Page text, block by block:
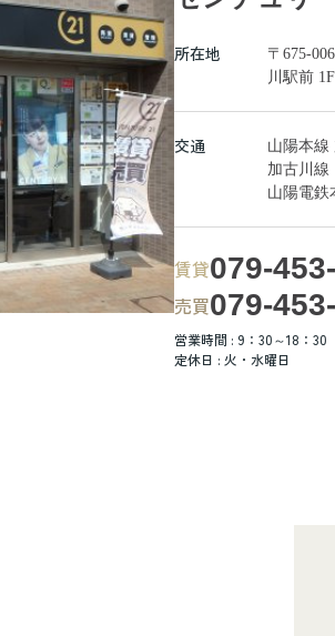
所在地
〒675-
川駅前 1F
交通
山陽本線
加古川線
山陽電鉄
賃貸079-
売買079-
営業時間 : 9：30～18：30
定休日 : 火・水曜日